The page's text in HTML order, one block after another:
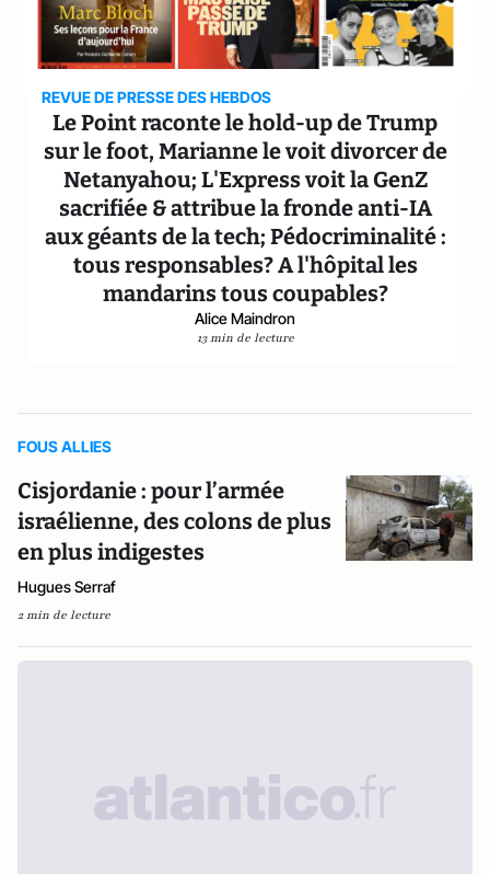
REVUE DE PRESSE DES HEBDOS
Le Point raconte le hold-up de Trump
sur le foot, Marianne le voit divorcer de
Netanyahou; L'Express voit la GenZ
sacrifiée & attribue la fronde anti-IA
aux géants de la tech; Pédocriminalité :
tous responsables? A l'hôpital les
mandarins tous coupables?
Alice Maindron
13 min de lecture
FOUS ALLIES
Cisjordanie : pour l’armée
israélienne, des colons de plus
en plus indigestes
Hugues Serraf
2 min de lecture